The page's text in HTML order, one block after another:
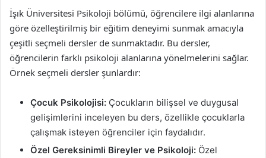
İşık Üniversitesi Psikoloji bölümü, öğrencilere ilgi alanlarına
göre özelleştirilmiş bir eğitim deneyimi sunmak amacıyla
çeşitli seçmeli dersler de sunmaktadır. Bu dersler,
öğrencilerin farklı psikoloji alanlarına yönelmelerini sağlar.
Örnek seçmeli dersler şunlardır:
Çocuk Psikolojisi: Çocukların bilişsel ve duygusal
gelişimlerini inceleyen bu ders, özellikle çocuklarla
çalışmak isteyen öğrenciler için faydalıdır.
Özel Gereksinimli Bireyler ve Psikoloji: Özel